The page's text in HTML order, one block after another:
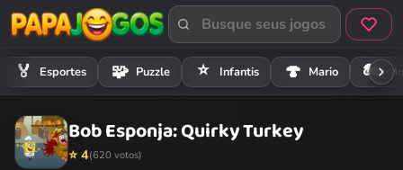
🏅 Esportes 🧩 Puzzle ⭐ Infantis 🍄 Mario 🏍️
Bob Esponja: Quirky Turkey
⭐ 4(620 votos)